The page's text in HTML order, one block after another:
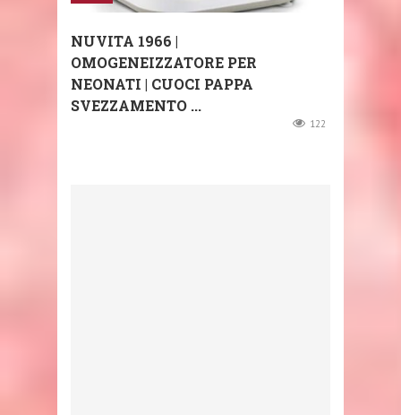
NUVITA 1966 |
OMOGENEIZZATORE PER
NEONATI | CUOCI PAPPA
SVEZZAMENTO ...
122